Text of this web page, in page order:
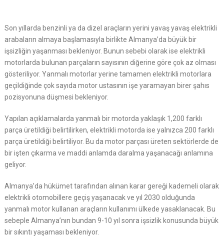
Son yıllarda benzinli ya da dizel araçların yerini yavaş yavaş elektrikli
arabaların almaya başlamasıyla birlikte Almanya’da büyük bir
işsizliğin yaşanması bekleniyor. Bunun sebebi olarak ise elektrikli
motorlarda bulunan parçaların sayısının diğerine göre çok az olması
gösteriliyor. Yanmalı motorlar yerine tamamen elektrikli motorlara
geçildiğinde çok sayıda motor ustasının işe yaramayan birer şahıs
pozisyonuna düşmesi bekleniyor.
Yapılan açıklamalarda yanmalı bir motorda yaklaşık 1,200 farklı
parça üretildiği belirtilirken, elektrikli motorda ise yalnızca 200 farklı
parça üretildiği belirtiliyor. Bu da motor parçası üreten sektörlerde de
bir işten çıkarma ve maddi anlamda daralma yaşanacağı anlamına
geliyor.
Almanya’da hükümet tarafından alınan karar gereği kademeli olarak
elektrikli otomobillere geçiş yaşanacak ve yıl 2030 olduğunda
yanmalı motor kullanan araçların kullanımı ülkede yasaklanacak. Bu
sebeple Almanya’nın bundan 9-10 yıl sonra işsizlik konusunda büyük
bir sıkıntı yaşaması bekleniyor.